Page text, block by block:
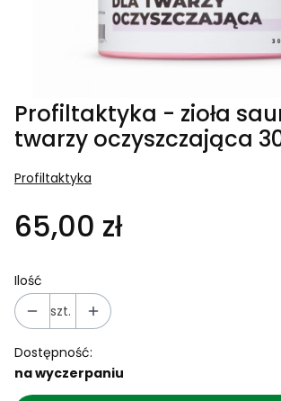
Profiltaktyka - zioła
twarzy oczyszczająca
Profiltaktyka
65,00 zł
Ilość
szt.
Dostępność:
na wyczerpaniu